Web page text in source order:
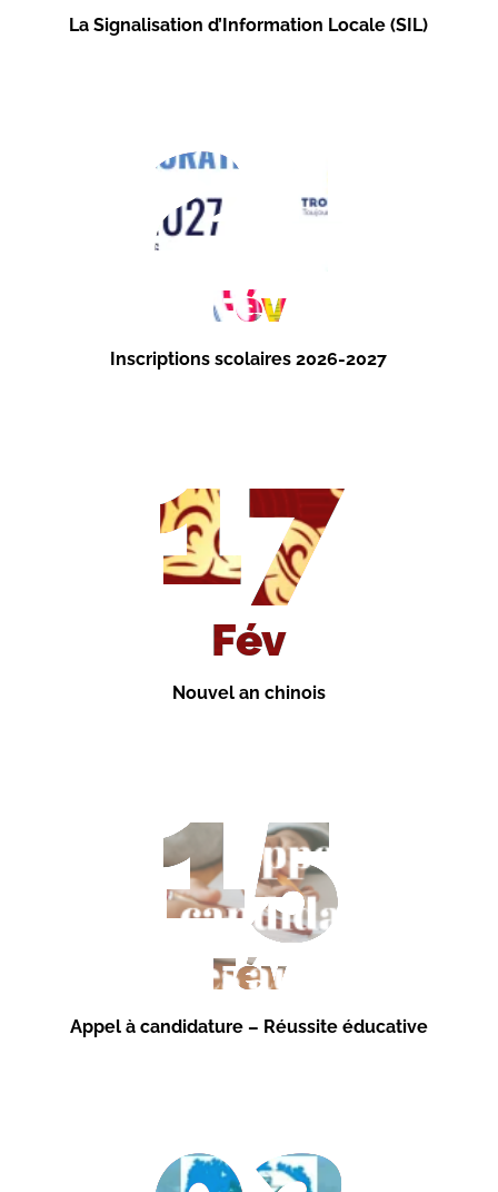
La Signalisation d’Information Locale (SIL)
Inscriptions scolaires 2026-2027
24
Fév
Nouvel an chinois
17
Fév
Appel à candidature – Réussite éducative
15
Fév